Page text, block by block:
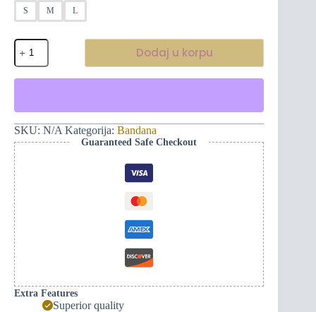
S M L
Uniseks
bandana
-
Bolivijske
Dodaj u korpu
SKU: N/A Kategorija: Bandana
Guaranteed Safe Checkout
Extra Features
Superior quality